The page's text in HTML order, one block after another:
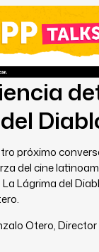
próximo
del cine
Lágrima del
Otero,